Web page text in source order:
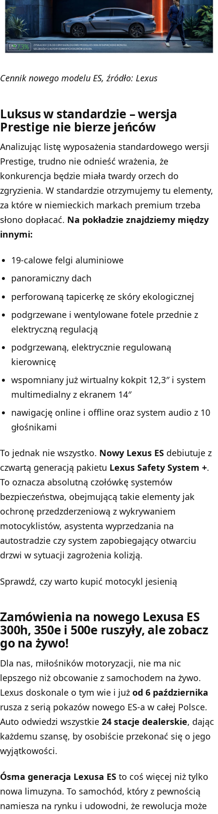
Cennik nowego modelu ES, źródło: Lexus
Luksus w standardzie – wersja
Prestige nie bierze jeńców
Analizując listę wyposażenia standardowego wersji
Prestige, trudno nie odnieść wrażenia, że
konkurencja będzie miała twardy orzech do
zgryzienia. W standardzie otrzymujemy tu elementy,
za które w niemieckich markach premium trzeba
słono dopłacać. Na pokładzie znajdziemy między
innymi:
19-calowe felgi aluminiowe
panoramiczny dach
perforowaną tapicerkę ze skóry ekologicznej
podgrzewane i wentylowane fotele przednie z
elektryczną regulacją
podgrzewaną, elektrycznie regulowaną
kierownicę
wspomniany już wirtualny kokpit 12,3″ i system
multimedialny z ekranem 14″
nawigację online i offline oraz system audio z 10
głośnikami
To jednak nie wszystko. Nowy Lexus ES debiutuje z
czwartą generacją pakietu Lexus Safety System +.
To oznacza absolutną czołówkę systemów
bezpieczeństwa, obejmującą takie elementy jak
ochronę przedzderzeniową z wykrywaniem
motocyklistów, asystenta wyprzedzania na
autostradzie czy system zapobiegający otwarciu
drzwi w sytuacji zagrożenia kolizją.
Sprawdź, czy warto kupić motocykl jesienią
Zamówienia na nowego Lexusa ES
300h, 350e i 500e ruszyły, ale zobacz
go na żywo!
Dla nas, miłośników motoryzacji, nie ma nic
lepszego niż obcowanie z samochodem na żywo.
Lexus doskonale o tym wie i już od 6 października
rusza z serią pokazów nowego ES-a w całej Polsce.
Auto odwiedzi wszystkie 24 stacje dealerskie, dając
każdemu szansę, by osobiście przekonać się o jego
wyjątkowości.
Ósma generacja Lexusa ES to coś więcej niż tylko
nowa limuzyna. To samochód, który z pewnością
namiesza na rynku i udowodni, że rewolucja może